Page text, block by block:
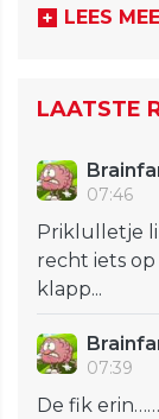
LEES
LAATSTE
07:46
Priklulletje
recht iets
klapp...
07:39
De fik erin……